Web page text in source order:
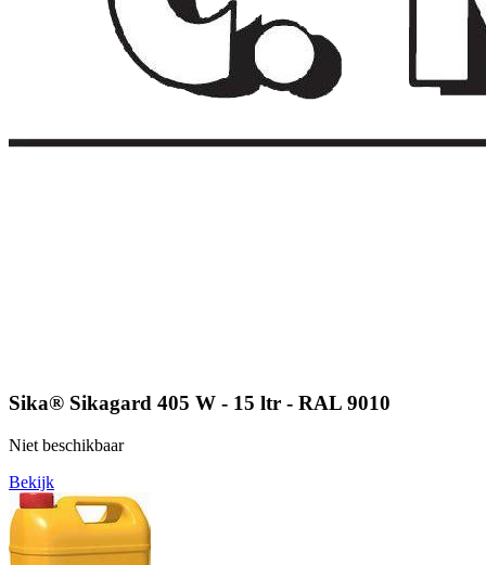
Sika® Sikagard 405 W - 15 ltr - RAL 9010
Niet beschikbaar
Bekijk